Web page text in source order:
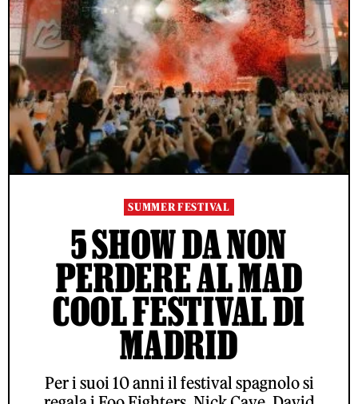
SUMMER FESTIVAL
5 SHOW DA NON
PERDERE AL MAD
COOL FESTIVAL DI
MADRID
Per i suoi 10 anni il festival spagnolo si